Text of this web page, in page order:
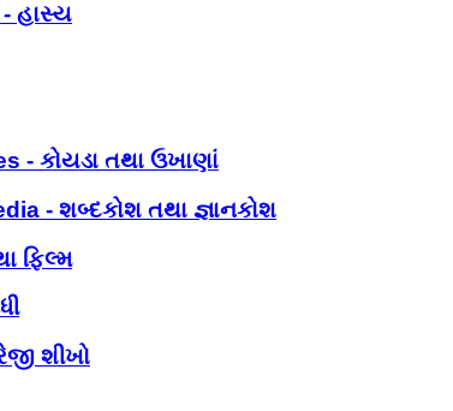
હાસ્ય
- કોયડા તથા ઉખાણાં
- શબ્દકોશ તથા જ્ઞાનકોશ
ફિલ્મ
શીખો